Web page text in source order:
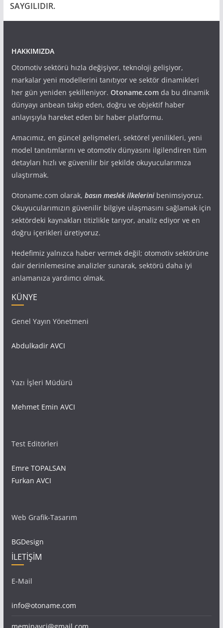
SAYGILIDIR.
HAKKIMIZDA
Otomotiv sektörü hızla değişiyor, teknoloji gelişiyor,
markalar yeni modellerini tanıtıyor ve sektör dinamikleri
her gün yeniden şekilleniyor. Otoname.comda bu dinamik
dünyayı anbean takip eden, doğru ve objektif haber
anlayışıyla hareket eden bir haber platformu.
Amacımız, en güncel gelişmeleri, sektörel yenilikleri, yeni
model tanıtımlarını ve otomotiv dünyasını ilgilendiren tüm
detayları hızlı ve güvenilir bir şekilde okuyucularımıza
ulaştırmak.
Otoname.com olarak, basın meslek ilkelerinibenimsiyoruz.
Okuyucularımızın güvenilir bilgiye ulaşmasını sağlamak için
sektördeki kaynakları titizlikle tarıyor, analiz ediyor ve en
doğru içerikleri üretiyoruz.
Hedefimiz yalnızca haber vermek değil; otomotiv sektörüne
dair derinlemesine analizler sunarak, sektörü daha iyi
anlamanıza yardımcı olmak.
KÜNYE
Genel Yayın Yönetmeni
Abdulkadir AVCI
Yazı İşleri Müdürü
Mehmet Emin AVCI
Test Editörleri
Emre TOPALSAN
Furkan AVCI
Web Grafik-Tasarım
BGDesign
İLETİŞİM
E-Mail
info@otoname.com